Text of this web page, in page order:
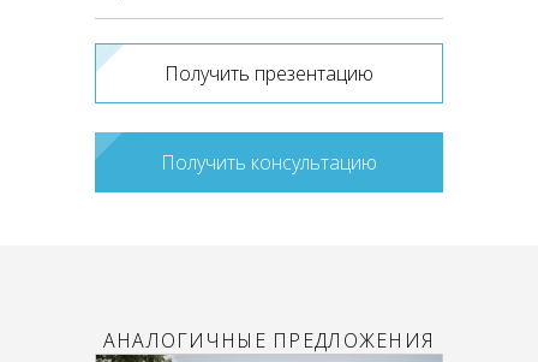
Получить презентацию
Получить консультацию
АНАЛОГИЧНЫЕ ПРЕДЛОЖЕНИЯ